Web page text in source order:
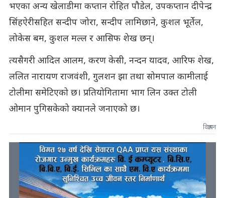
भएका अन्य खेलाडीमा कप्तान रोहित पौडेल, उपकप्तान दीपेन्द्र
सिंहऐरीसहित सन्दीप जोरा, सन्दीप लामिछाने, कुशल भूर्तेल,
लोकेस बम, कुशल मल्ल र आसिफ शेख छन्।
त्यसैगरी आदिल आलम, करण केसी, नन्दन यादव, आरिफ शेख,
ललित नारायण राजवंशी, गुलशन झा तथा सोमपाल कामीलाई
टोलीमा समेटिएको छ। प्रतियोगितामा भाग लिन उक्त टोली
ओमान पुगिसकेको क्यानले जनाएको छ।
विज्ञापन